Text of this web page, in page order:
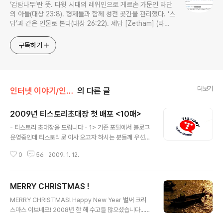
‘감람나무’란 뜻. 다윗 시대의 레위인으로 게르손 가문인 라단
의 아들(대상 23:8). 형제들과 함께 성전 곳간을 관리했다. ‘스
담’과 같은 인물로 본다(대상 26:22). 세담 [Zetham] (라이
구독하기
인터넷 이야기/인터넷 정보 의 다른 글 더보기
2009년 티스토리초대장 첫 배포 <10매>
- 티스토리 초대장을 드립니다 - 1> 기존 포털에서 블로그
운영중인데 티스토리로 이사 오고자 하시는 분들께 우선권
한 이메일 주소를 기록해 주세요~~~) 2>블로그를 운영하
는 이유를 간단하게 기록하시고 초대장 받으실 이메일 주
소를 정확하게 남겨주세요. - 스팸블로그와 불법 블로그 예
방차원입니다 양해해 주세요.... 초대장을 받으신 분들중 2
0 56 2009. 1. 12.
MERRY CHRISTMAS !
MERRY CHRISTMAS! Happy New Year 벌써 크리
스마스 이브네요! 2008년 한 해 수고들 많으셨습니다...